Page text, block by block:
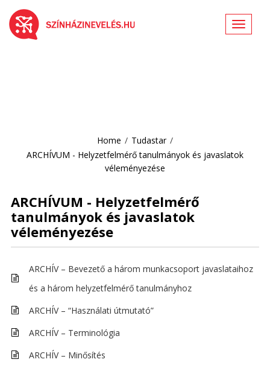
Toggle
Home / Tudastar /
ARCHÍVUM - Helyzetfelmérő tanulmányok és javaslatok
véleményezése
ARCHÍVUM - Helyzetfelmérő
tanulmányok és javaslatok
véleményezése
ARCHÍV – Bevezető a három munkacsoport javaslataihoz
és a három helyzetfelmérő tanulmányhoz
ARCHÍV – “Használati útmutató”
ARCHÍV – Terminológia
ARCHÍV – Minősítés